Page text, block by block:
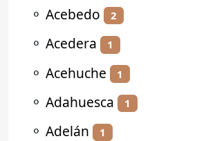
⚬ Acebedo 2
⚬ Acedera 1
⚬ Acehuche 1
⚬ Adahuesca 1
⚬ Adelán 1